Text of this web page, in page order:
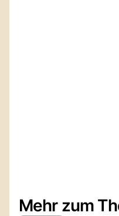
Mehr zum